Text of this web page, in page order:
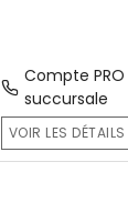
Compte
succursale
VOIR LES DÉTAILS